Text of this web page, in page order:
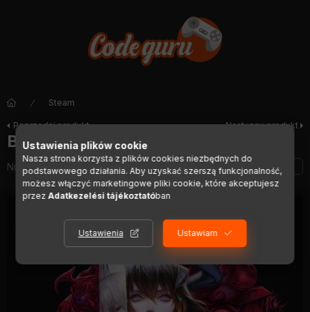
Steam
Poprzedni produkt Następny produkt
Bloodstained: Ritual of the Night
Numer artykułu:DIGI01232
Ustawienia plików cookie
Nasza strona korzysta z plików cookies niezbędnych do
podstawowego działania. Aby uzyskać szerszą funkcjonalność,
możesz włączyć marketingowe pliki cookie, które akceptujesz
przezAdatkezelési tájékoztatóban
Ustawienia Ustawiam